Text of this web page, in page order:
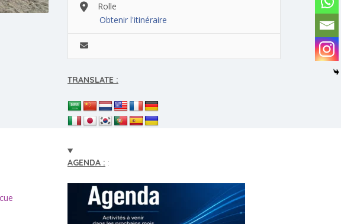
Rolle
Obtenir l'itinéraire
TRANSLATE :
AGENDA : :